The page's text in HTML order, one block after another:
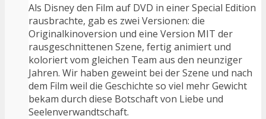
Als Disney den Film auf DVD in einer Special Edition
rausbrachte, gab es zwei Versionen: die
Originalkinoversion und eine Version MIT der
rausgeschnittenen Szene, fertig animiert und
koloriert vom gleichen Team aus den neunziger
Jahren. Wir haben geweint bei der Szene und nach
dem Film weil die Geschichte so viel mehr Gewicht
bekam durch diese Botschaft von Liebe und
Seelenverwandtschaft.